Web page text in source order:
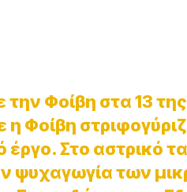
Φοίβη στα 13
η Φοίβη
Στο αστρικό
ψυχαγωγία των